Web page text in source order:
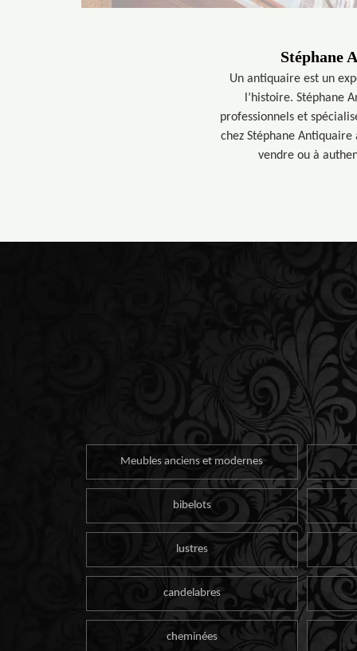
Stéphane
Un antiquaire est un
l’histoire. Stéphane
professionnels et
chez Stéphane Antiquaire
vendre ou à
Meubles anciens et modernes
bibelots
lustres
candelabres
cheminées